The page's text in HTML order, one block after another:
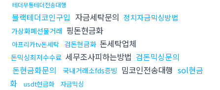
테더무통테더전송대행
블랙테더코인구입 자금세탁문의 정치자금믹싱방법
가상화폐선물거래 핑돈현금화
아프리카tv돈세탁 검돈현금화 돈세탁업체
돈믹싱최저수수료 세무조사피하는방법 검돈믹싱문의
돈현금화문의
국내거래소fds증빙 밈코인전송대행 sol현금
화
usdt현금화 자금믹싱